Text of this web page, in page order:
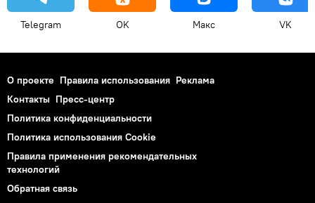
Telegram OK Макс VK
О проекте Правила использования Реклама
Контакты Пресс-центр
Политика конфиденциальности
Политика использования Cookie
Правила применения рекомендательных
технологий
Обратная связь